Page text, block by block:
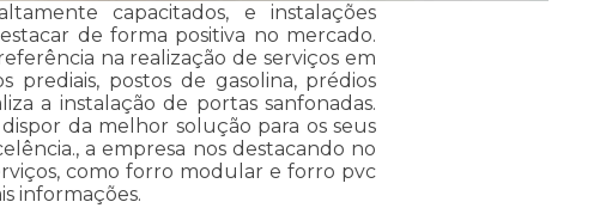
capacitados, e instalações
de forma positiva no mercado.
na realização de serviços em
prediais, postos de gasolina, prédios
a instalação de portas sanfonadas.
da melhor solução para os seus
a empresa nos destacando no
como forro modular e forro pvc
informações.